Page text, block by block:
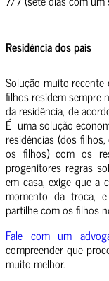
Residência dos pais
Solução muito
filhos residem sempre
da residência, de
É uma solução
residências (dos
os filhos) com os
progenitores regras
em casa, exige que a
momento da troca,
partilhe com os filhos
Fale com um
compreender que
muito melhor.